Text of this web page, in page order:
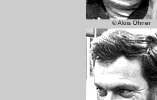
© Alois Ohner